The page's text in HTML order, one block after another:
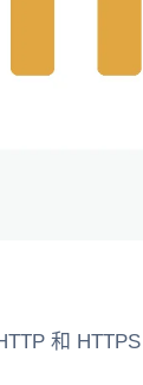
和 HTTPS